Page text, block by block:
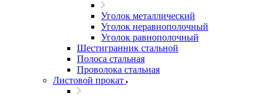
Уголок металлический
Уголок неравнополочный
Уголок равнополочный
Шестигранник стальной
Полоса стальная
Проволока стальная
Листовой прокат